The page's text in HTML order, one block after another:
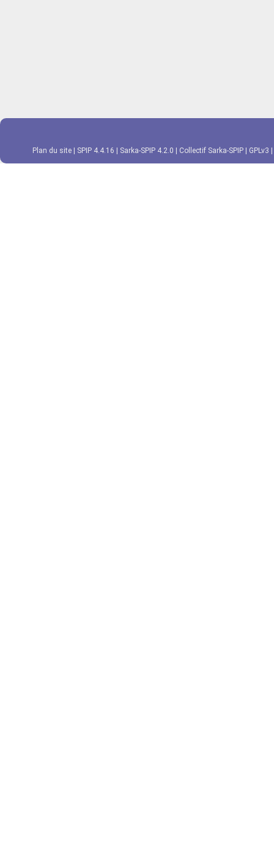
Plan du site SPIP 4.4.16 Sarka-SPIP 4.2.0 Collectif Sarka-SPIP GPLv3